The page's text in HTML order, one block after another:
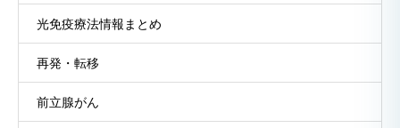
光免疫療法情報まとめ
再発・転移
前立腺がん